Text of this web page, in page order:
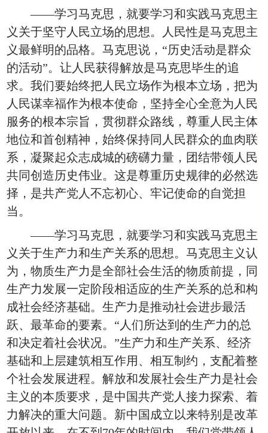
——学习马克思，就要学习和实践马克思主
义关于坚守人民立场的思想。人民性是马克思主
义最鲜明的品格。马克思说，“历史活动是群众
的活动”。让人民获得解放是马克思毕生的追
求。我们要始终把人民立场作为根本立场，把为
人民谋幸福作为根本使命，坚持全心全意为人民
服务的根本宗旨，贯彻群众路线，尊重人民主体
地位和首创精神，始终保持同人民群众的血肉联
系，凝聚起众志成城的磅礴力量，团结带领人民
共同创造历史伟业。这是尊重历史规律的必然选
择，是共产党人不忘初心、牢记使命的自觉担
当。
——学习马克思，就要学习和实践马克思主
义关于生产力和生产关系的思想。马克思主义认
为，物质生产力是全部社会生活的物质前提，同
生产力发展一定阶段相适应的生产关系的总和构
成社会经济基础。生产力是推动社会进步最活
跃、最革命的要素。“人们所达到的生产力的总
和决定着社会状况。”生产力和生产关系、经济
基础和上层建筑相互作用、相互制约，支配着整
个社会发展进程。解放和发展社会生产力是社会
主义的本质要求，是中国共产党人接力探索、着
力解决的重大问题。新中国成立以来特别是改革